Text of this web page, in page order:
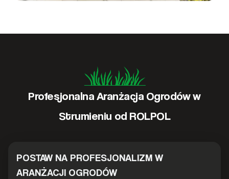
Profesjonalna Aranżacja Ogrodów w
Strumieniu od ROLPOL
POSTAW NA PROFESJONALIZM W
ARANŻACJI OGRODÓW